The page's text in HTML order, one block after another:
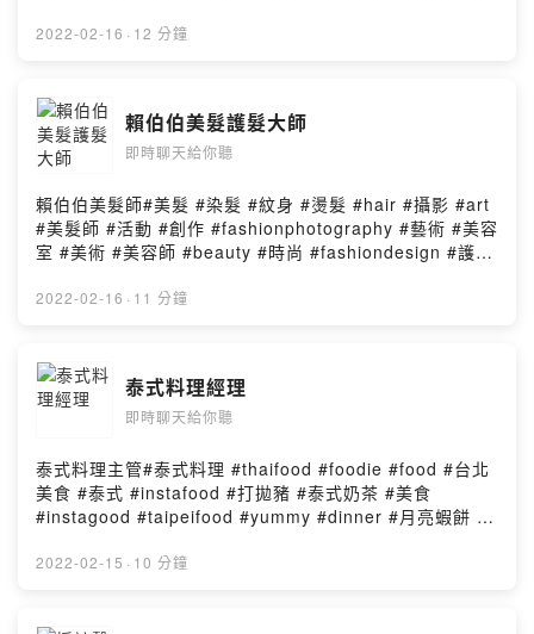
#meltingfinger #鮮奶油蛋糕 #happybirthdaycake #スイ
2022-02-16 · 12 分鐘
賴伯伯美髮護髮大師
即時聊天給你聽
賴伯伯美髮師#美髮 #染髮 #紋身 #燙髮 #hair #攝影 #art
#美髮師 #活動 #創作 #fashionphotography #藝術 #美容
室 #美術 #美容師 #beauty #時尚 #fashiondesign #護髮
2022-02-16 · 11 分鐘
泰式料理經理
即時聊天給你聽
泰式料理主管#泰式料理 #thaifood #foodie #food #台北
美食 #泰式 #instafood #打拋豬 #泰式奶茶 #美食
#instagood #taipeifood #yummy #dinner #月亮蝦餅 #
#foodphotography #boborose #高雄美食 #新竹美食 #
2022-02-15 · 10 分鐘